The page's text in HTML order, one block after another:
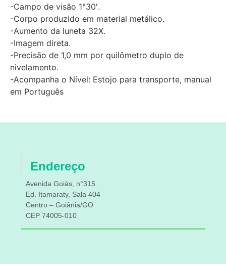
-Campo de visão 1°30′.
-Corpo produzido em material metálico.
-Aumento da luneta 32X.
-Imagem direta.
-Precisão de 1,0 mm por quilômetro duplo de
nivelamento.
-Acompanha o Nível: Estojo para transporte, manual
em Português
Endereço
Avenida Goiás, n°315
Ed. Itamaraty, Sala 404
Centro – Goiânia/GO
CEP 74005-010